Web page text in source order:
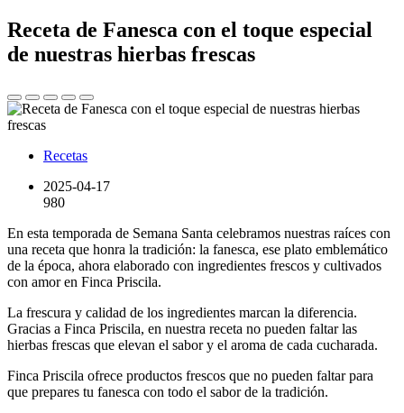
Receta de Fanesca con el toque especial
de nuestras hierbas frescas
Recetas
2025-04-17
980
En esta temporada de Semana Santa celebramos nuestras raíces con
una receta que honra la tradición: la fanesca, ese plato emblemático
de la época, ahora elaborado con ingredientes frescos y cultivados
con amor en Finca Priscila.
La frescura y calidad de los ingredientes marcan la diferencia.
Gracias a Finca Priscila, en nuestra receta no pueden faltar las
hierbas frescas que elevan el sabor y el aroma de cada cucharada.
Finca Priscila ofrece productos frescos que no pueden faltar para
que prepares tu fanesca con todo el sabor de la tradición.